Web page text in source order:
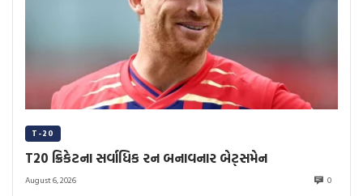
T-20
T20 ક્રિકેટના સર્વાધિક રન બનાવનાર બેટ્સમેન
August 6, 2026 0